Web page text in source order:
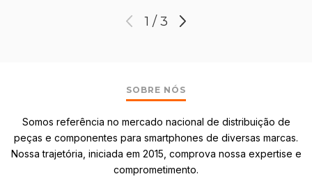
1 / 3
SOBRE NÓS
Somos referência no mercado nacional de distribuição de
peças e componentes para smartphones de diversas marcas.
Nossa trajetória, iniciada em 2015, comprova nossa expertise e
comprometimento.